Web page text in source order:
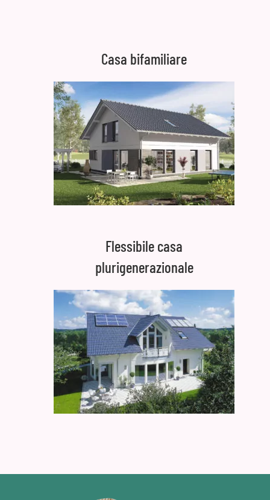
Casa bifamiliare
Flessibile casa
plurigenerazionale